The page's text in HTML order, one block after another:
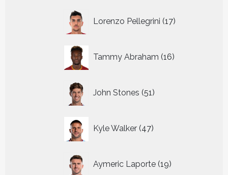
Lorenzo Pellegrini 17
producten
Tammy Abraham 16
producten
John Stones 51
producten
Kyle Walker 47
producten
Aymeric Laporte 19
producten